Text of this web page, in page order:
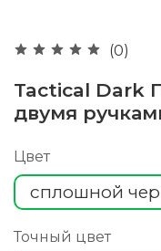
(0)
Tactical Dark
двумя
Цвет
сплошной
Точный цвет